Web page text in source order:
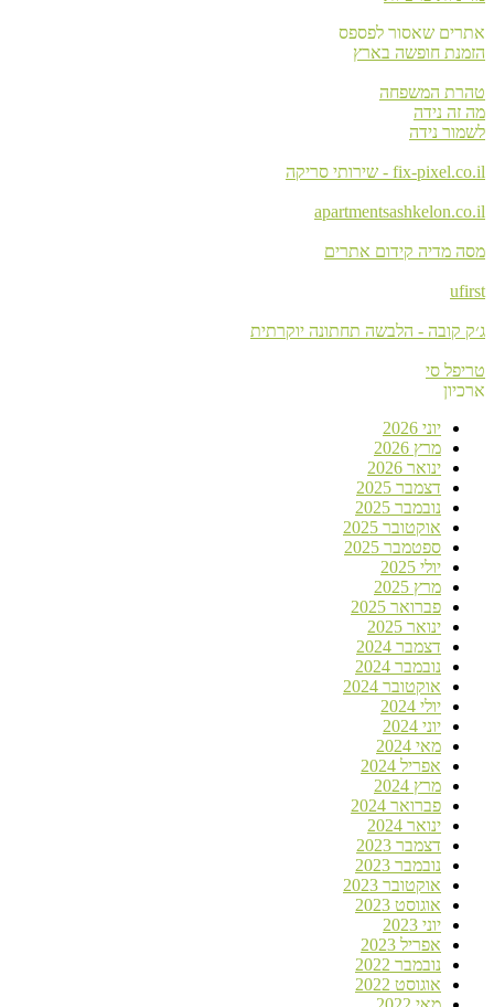
אתרים שאסור לפספס
הזמנת חופשה בארץ
טהרת המשפחה
מה זה נידה
לשמור נידה
fix-pixel.co.il - שירותי סריקה
apartmentsashkelon.co.il
מסה מדיה קידום אתרים
ufirst
ג׳ק קובה - הלבשה תחתונה יוקרתית
טריפל סי
ארכיון
יוני 2026
מרץ 2026
ינואר 2026
דצמבר 2025
נובמבר 2025
אוקטובר 2025
ספטמבר 2025
יולי 2025
מרץ 2025
פברואר 2025
ינואר 2025
דצמבר 2024
נובמבר 2024
אוקטובר 2024
יולי 2024
יוני 2024
מאי 2024
אפריל 2024
מרץ 2024
פברואר 2024
ינואר 2024
דצמבר 2023
נובמבר 2023
אוקטובר 2023
אוגוסט 2023
יוני 2023
אפריל 2023
נובמבר 2022
אוגוסט 2022